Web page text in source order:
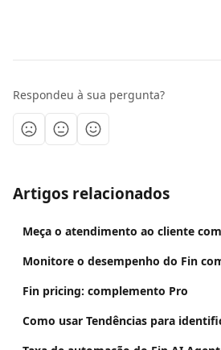
Respondeu à sua pergunta?
Artigos relacionados
Fin pricing: complemento Pro